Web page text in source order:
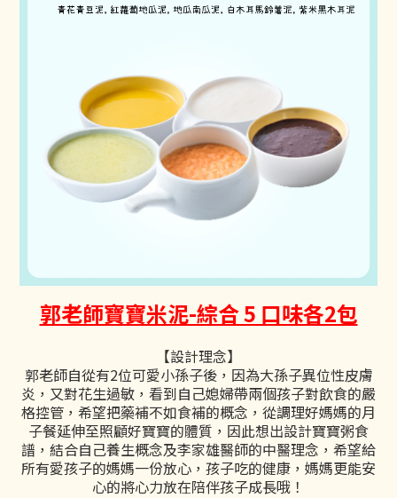
郭老師寶寶米泥-綜合 5 口味各2包
【設計理念】
郭老師自從有2位可愛小孫子後，因為大孫子異位性皮膚
炎，又對花生過敏，看到自己媳婦帶兩個孩子對飲食的嚴
格控管，希望把藥補不如食補的概念，從調理好媽媽的月
子餐延伸至照顧好寶寶的體質，因此想出設計寶寶粥食
譜，結合自己養生概念及李家雄醫師的中醫理念，希望給
所有愛孩子的媽媽一份放心，孩子吃的健康，媽媽更能安
心的將心力放在陪伴孩子成長哦！